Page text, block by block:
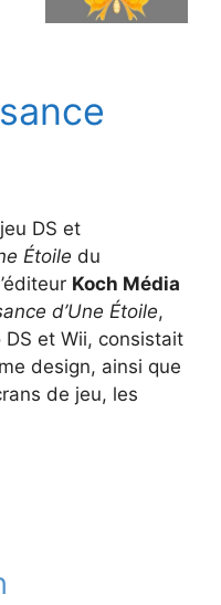
DS et
Étoile du
Koch Média
d’Une Étoile,
et Wii, consistait
design, ainsi que
de jeu, les